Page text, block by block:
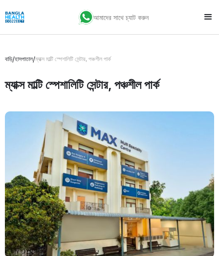
আমাদের সাথে চ্যাট করুন
বাড়ি/হাসপাতাল/ম্যাক্স মাল্টি স্পেশালিটি সেন্টার, পঞ্চশীল পার্ক
ম্যাক্স মাল্টি স্পেশালিটি সেন্টার, পঞ্চশীল পার্ক